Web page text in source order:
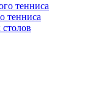
тенниса
тенниса